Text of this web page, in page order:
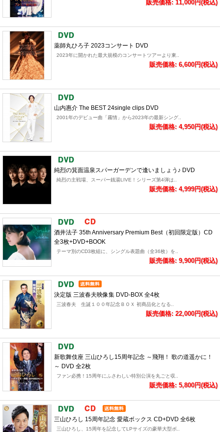
販売価格: 11,000円(税込)
薬師丸ひろ子 2023コンサート DVD
2023年に開かれた最大規模のコンサートツアーより東..
販売価格: 6,600円(税込)
山内惠介 The BEST 24single clips DVD
2001年のデビュー曲「霧情」から2023年の最新シング..
販売価格: 4,950円(税込)
純烈の箕面温泉スパーガーデンで逢いましょう♪ DVD
純烈の主戦場、スーパー銭湯LIVE！シリーズ第4弾は..
販売価格: 4,999円(税込)
酒井法子 35th Anniversary Premium Best（初回限定版）CD
全3枚+DVD+BOOK
テーマ別のCD3枚組に、シングル表題曲（全36枚）を..
販売価格: 9,900円(税込)
決定版 三波春夫映像集 DVD-BOX 全4枚
三波春夫 生誕１００年記念ＢＯＸ 初商品化となる..
販売価格: 22,000円(税込)
新歌舞伎座 三山ひろし15周年記念 ～飛翔！ 歌の道遥かに！
～ DVD 全2枚
ファン必携！15周年にふさわしい特別公演を丸ごと収..
販売価格: 5,800円(税込)
三山ひろし 15周年記念 愛蔵ボックス CD+DVD 全6枚
三山ひろし、15周年を記念してLPサイズの豪華大型ボ..